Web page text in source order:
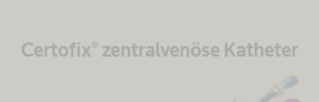
Certofix® zentralvenöse Katheter